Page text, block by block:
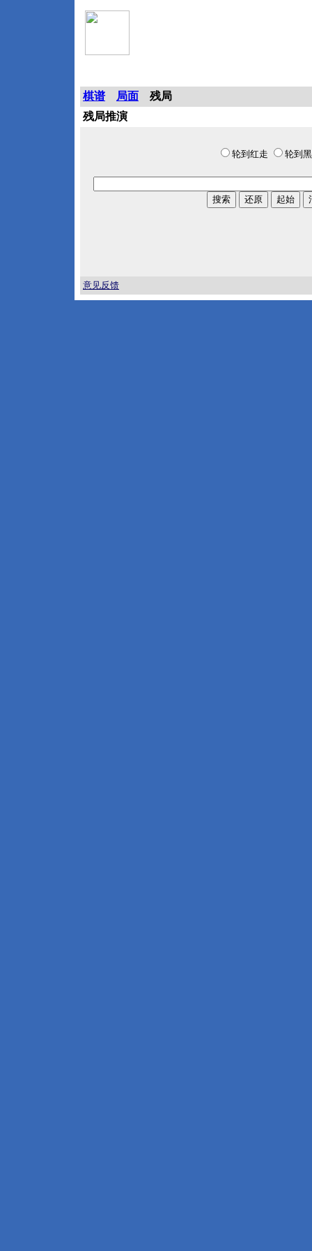
棋谱 局面
残局
残局推演
轮到红走 轮到
意见反馈